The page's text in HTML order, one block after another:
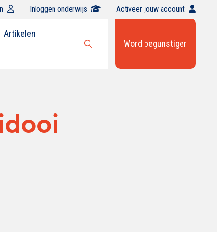
Inloggen onderwijs Activeer jouw account
Open
Artikelen
Word begunstiger